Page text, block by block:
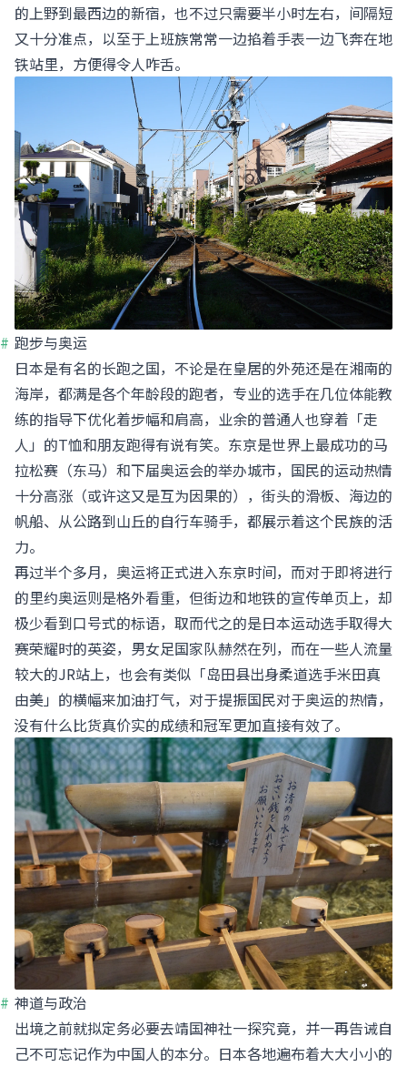
的上野到最西边的新宿，也不过只需要半小时左右，间隔短
又十分准点，以至于上班族常常一边掐着手表一边飞奔在地
铁站里，方便得令人咋舌。
跑步与奥运
日本是有名的长跑之国，不论是在皇居的外苑还是在湘南的
海岸，都满是各个年龄段的跑者，专业的选手在几位体能教
练的指导下优化着步幅和肩高，业余的普通人也穿着「走
人」的T恤和朋友跑得有说有笑。东京是世界上最成功的马
拉松赛（东马）和下届奥运会的举办城市，国民的运动热情
十分高涨（或许这又是互为因果的），街头的滑板、海边的
帆船、从公路到山丘的自行车骑手，都展示着这个民族的活
力。
再过半个多月，奥运将正式进入东京时间，而对于即将进行
的里约奥运则是格外看重，但街边和地铁的宣传单页上，却
极少看到口号式的标语，取而代之的是日本运动选手取得大
赛荣耀时的英姿，男女足国家队赫然在列，而在一些人流量
较大的JR站上，也会有类似「岛田县出身柔道选手米田真
由美」的横幅来加油打气，对于提振国民对于奥运的热情，
没有什么比货真价实的成绩和冠军更加直接有效了。
神道与政治
出境之前就拟定务必要去靖国神社一探究竟，并一再告诫自
己不可忘记作为中国人的本分。日本各地遍布着大大小小的